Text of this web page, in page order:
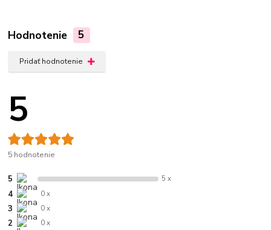
Hodnotenie 5
Pridať hodnotenie
5
5 hodnotenie
5 5 x
4 0 x
3 0 x
2 0 x